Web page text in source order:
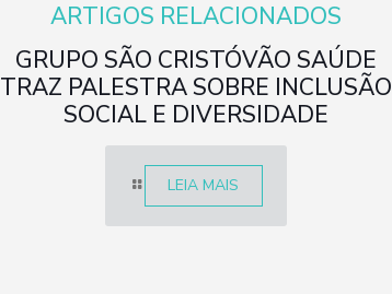
ARTIGOS RELACIONADOS
GRUPO SÃO CRISTÓVÃO SAÚDE
TRAZ PALESTRA SOBRE INCLUSÃO
SOCIAL E DIVERSIDADE
LEIA MAIS